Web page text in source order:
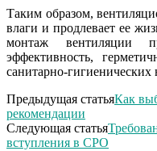
Таким образом,
влаги и продлевает ее
монтаж вентиляции
эффективность,
санитарно-гигиенических
Предыдущая статьяКак
рекомендации
Следующая статья
вступления в СРО